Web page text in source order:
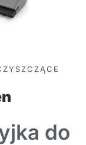
do